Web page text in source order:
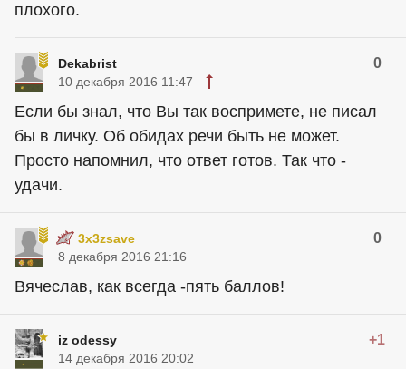
плохого.
Dekabrist 0
10 декабря 2016 11:47
Если бы знал, что Вы так воспримете, не писал
бы в личку. Об обидах речи быть не может.
Просто напомнил, что ответ готов. Так что -
удачи.
3x3zsave 0
8 декабря 2016 21:16
Вячеслав, как всегда -пять баллов!
iz odessy +1
14 декабря 2016 20:02